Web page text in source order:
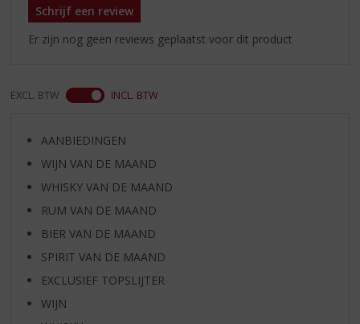
Schrijf een review
Er zijn nog geen reviews geplaatst voor dit product
EXCL. BTW INCL. BTW
AANBIEDINGEN
WIJN VAN DE MAAND
WHISKY VAN DE MAAND
RUM VAN DE MAAND
BIER VAN DE MAAND
SPIRIT VAN DE MAAND
EXCLUSIEF TOPSLIJTER
WIJN